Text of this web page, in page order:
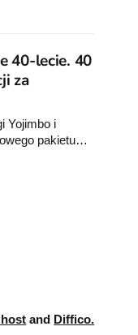
40-lecie. 40
za
Yojimbo i
pakietu
publikacji i
and Diffico.